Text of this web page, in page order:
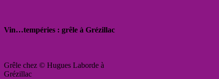
Vin…tempéries : grêle à Grézillac
Grêle chez © Hugues Laborde à
Grézillac